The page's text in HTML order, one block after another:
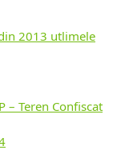
2013 utlimele
– Teren Confiscat